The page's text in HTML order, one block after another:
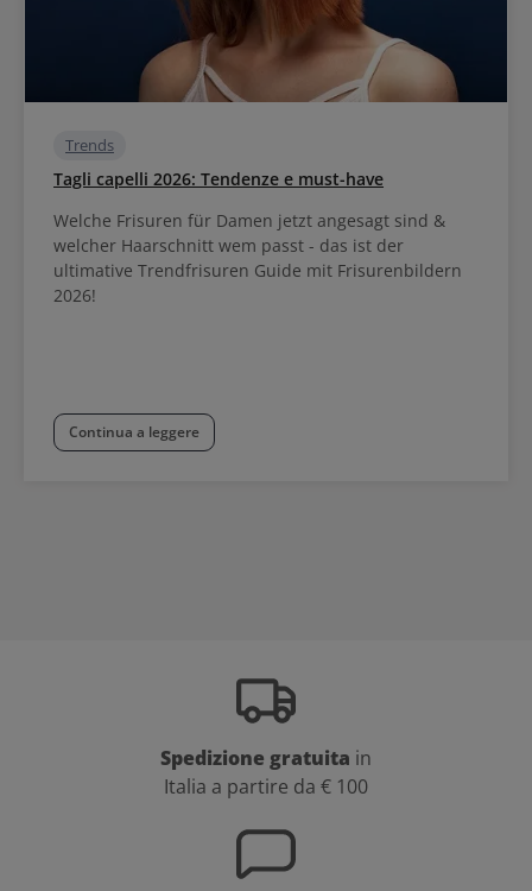
Trends
Tagli capelli 2026: Tendenze e must-have
Welche Frisuren für Damen jetzt angesagt sind &
welcher Haarschnitt wem passt - das ist der
ultimative Trendfrisuren Guide mit Frisurenbildern
2026!
Continua a leggere
Spedizione gratuita in
Italia a partire da € 100